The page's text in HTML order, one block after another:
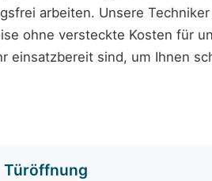
arbeiten. Unsere
ohne versteckte Kosten für
einsatzbereit sind, um Ihnen
Türöffnung